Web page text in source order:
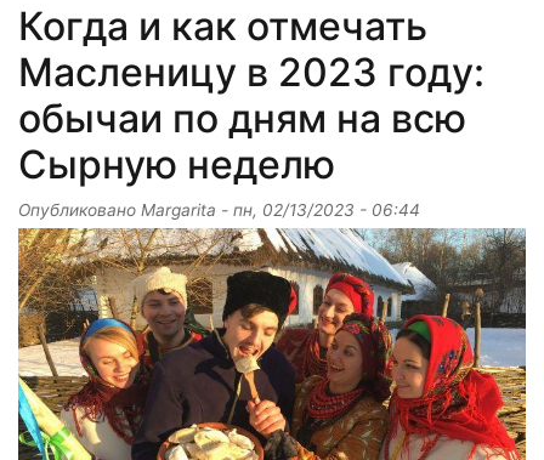
Когда и как отмечать
Масленицу в 2023 году:
обычаи по дням на всю
Сырную неделю
Опубликовано Margarita - пн, 02/13/2023 - 06:44